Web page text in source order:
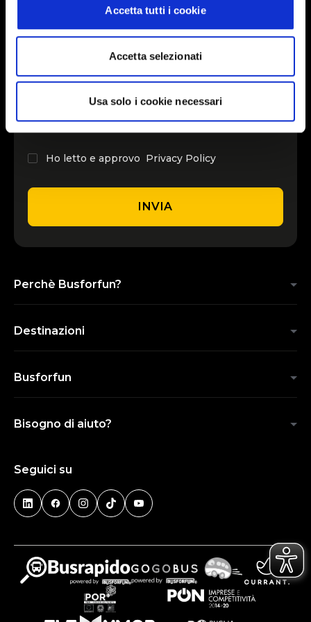
Accetta tutti i cookie
Accetta selezionati
Usa solo i cookie necessari
INSERISCI IL TUO NOME
Ho letto e approvo Privacy Policy
INVIA
Perchè Busforfun?
Destinazioni
Busforfun
Bisogno di aiuto?
Seguici su